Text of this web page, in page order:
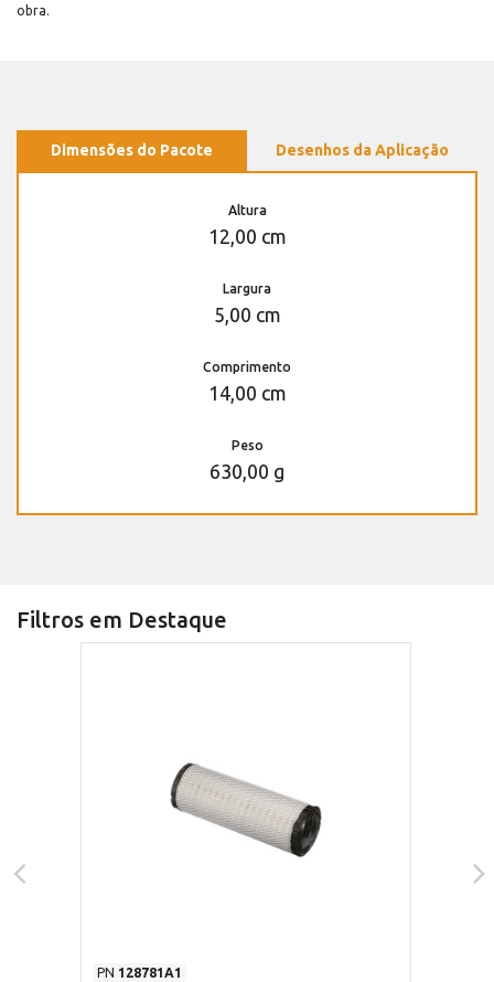
obra.
Dimensões do Pacote Desenhos da Aplicação
Altura
12,00 cm
Largura
5,00 cm
Comprimento
14,00 cm
Peso
630,00 g
Filtros em Destaque
PN 128781A1